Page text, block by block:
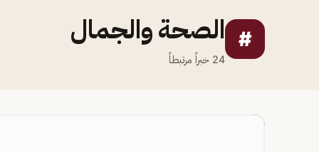
# الصحة والجمال
24 خبراً مرتبطاً